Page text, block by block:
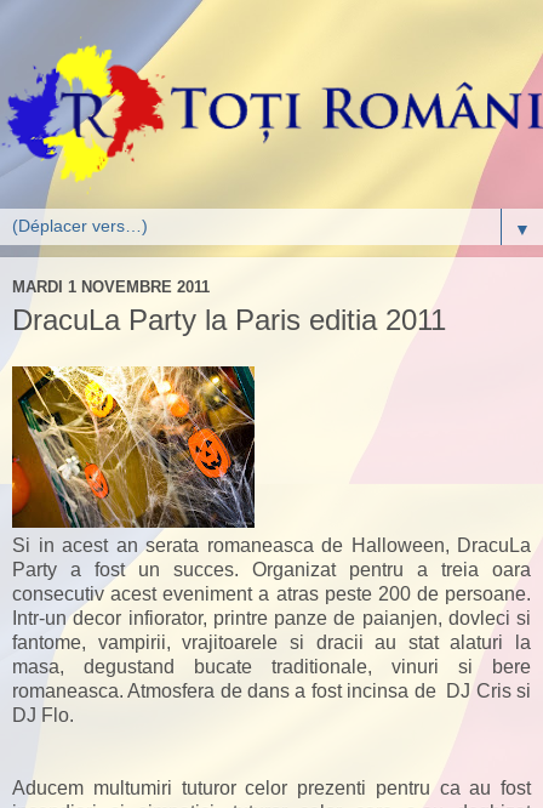
▼
MARDI 1 NOVEMBRE 2011
DracuLa Party la Paris editia 2011
Si in acest an serata romaneasca de Halloween, DracuLa
Party a fost un succes. Organizat pentru a treia oara
consecutiv acest eveniment a atras peste 200 de persoane.
Intr-un decor infiorator, printre panze de paianjen, dovleci si
fantome, vampirii, vrajitoarele si dracii au stat alaturi la
masa, degustand bucate traditionale, vinuri si bere
romaneasca. Atmosfera de dans a fost incinsa de DJ Cris si
DJ Flo.
Aducem multumiri tuturor celor prezenti pentru ca au fost